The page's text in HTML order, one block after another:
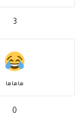
3
هاهاها
0